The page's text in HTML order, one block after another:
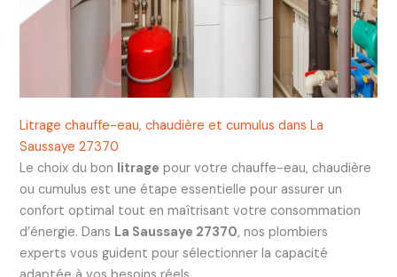
Litrage chauffe-eau, chaudière et cumulus dans La
Saussaye 27370
Le choix du bon litrage pour votre chauffe-eau, chaudière
ou cumulus est une étape essentielle pour assurer un
confort optimal tout en maîtrisant votre consommation
d’énergie. Dans La Saussaye 27370, nos plombiers
experts vous guident pour sélectionner la capacité